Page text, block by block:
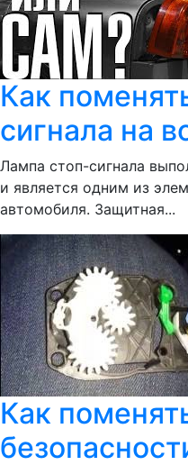
Как
сигнала на
Лампа стоп-сигнала
и является одним из
автомобиля. Защитная...
Как